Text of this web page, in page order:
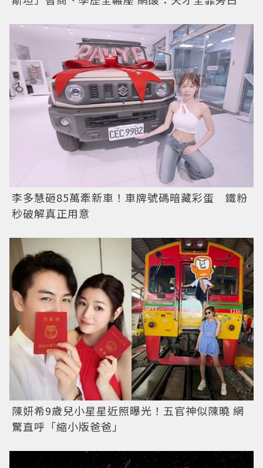
李多慧砸85萬牽新車！車牌號碼暗藏彩蛋 鐵粉
秒破解真正用意
陳妍希9歲兒小星星近照曝光！五官神似陳曉 網
驚直呼「縮小版爸爸」